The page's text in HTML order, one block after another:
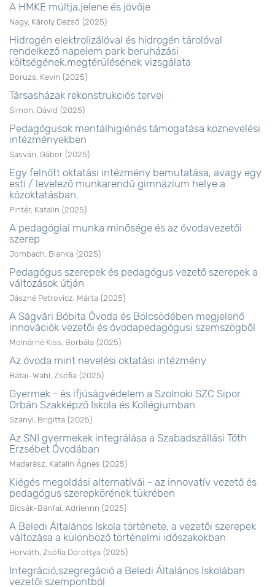
A HMKE múltja,jelene és jövője
Nagy, Károly Dezső (2025)
Hidrogén elektrolizálóval és hidrogén tárolóval
rendelkező napelem park beruházási
költségének,megtérülésének vizsgálata
Boruzs, Kevin (2025)
Társasházak rekonstrukciós tervei
Simon, Dávid (2025)
Pedagógusok mentálhigiénés támogatása köznevelési
intézményekben
Sasvári, Gábor (2025)
Egy felnőtt oktatási intézmény bemutatása, avagy egy
esti / levelező munkarendű gimnázium helye a
közoktatásban.
Pintér, Katalin (2025)
A pedagógiai munka minősége és az óvodavezetői
szerep
Jombach, Bianka (2025)
Pedagógus szerepek és pedagógus vezető szerepek a
változások útján
Jászné Petrovicz, Márta (2025)
A Ságvári Bóbita Óvoda és Bölcsödében megjelenő
innovációk vezetői és óvodapedagógusi szemszögből
Molnárné Kiss, Borbála (2025)
Az óvoda mint nevelési oktatási intézmény
Bátai-Wahl, Zsófia (2025)
Gyermek - és ifjúságvédelem a Szolnoki SZC Sipor
Orbán Szakképző Iskola és Kollégiumban
Szanyi, Brigitta (2025)
Az SNI gyermekek integrálása a Szabadszállási Tóth
Erzsébet Óvodában
Madarász, Katalin Ágnes (2025)
Kiégés megoldási alternatívái - az innovatív vezető és
pedagógus szerepkörének tükrében
Bicsák-Bánfai, Adriennn (2025)
A Beledi Általános Iskola története, a vezetői szerepek
változása a különböző történelmi időszakokban
Horváth, Zsófia Dorottya (2025)
Integráció,szegregáció a Beledi Általános Iskolában
vezetői szempontból